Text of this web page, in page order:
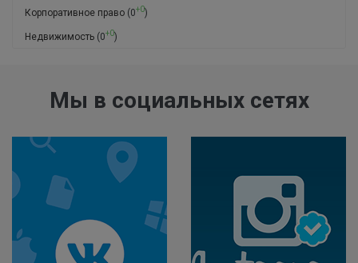
Корпоративное право (0+0)
Недвижимость (0+0)
Мы в социальных сетях